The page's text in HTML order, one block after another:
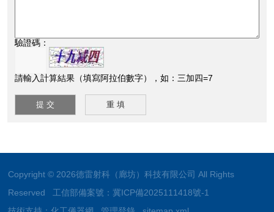
驗證碼：
請輸入計算結果（填寫阿拉伯數字），如：三加四=7
Copyright © 2026德雷射科（廊坊）科技有限公司 All Rights
Reserved 工信部備案號： 冀ICP備2025111418號-1